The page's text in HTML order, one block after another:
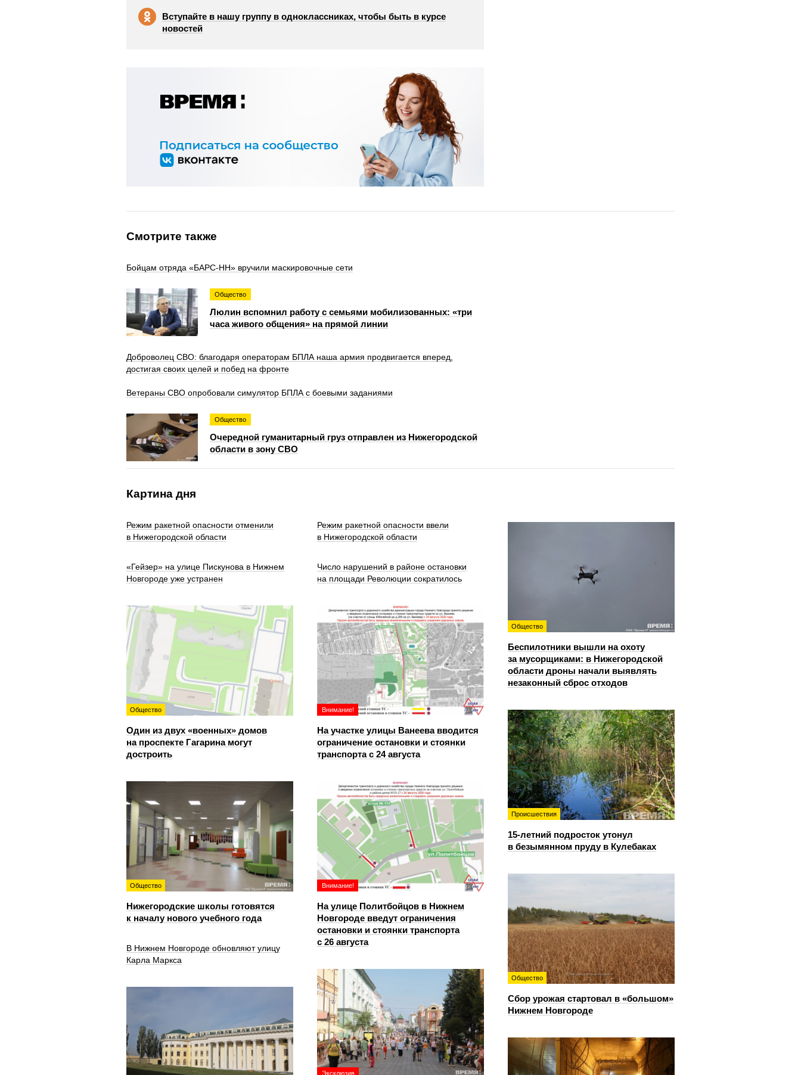
Вступайте в нашу группу в одноклассниках, чтобы быть в курсе
новостей
Смотрите также
Бойцам отряда «БАРС-НН» вручили маскировочные сети
Общество
Люлин вспомнил работу с семьями мобилизованных: «три
часа живого общения» на прямой линии
Доброволец СВО: благодаря операторам БПЛА наша армия продвигается вперед,
достигая своих целей и побед на фронте
Ветераны СВО опробовали симулятор БПЛА с боевыми заданиями
Общество
Очередной гуманитарный груз отправлен из Нижегородской
области в зону СВО
Картина дня
Режим ракетной опасности отменили
в Нижегородской области
Режим ракетной опасности ввели
в Нижегородской области
Общество
Беспилотники вышли на охоту
за мусорщиками: в Нижегородской
области дроны начали выявлять
незаконный сброс отходов
«Гейзер» на улице Пискунова в Нижнем
Новгороде уже устранен
Число нарушений в районе остановки
на площади Революции сократилось
Общество
Один из двух «военных» домов
на проспекте Гагарина могут
достроить
Внимание!
На участке улицы Ванеева вводится
ограничение остановки и стоянки
транспорта с 24 августа
Происшествия
15-летний подросток утонул
в безымянном пруду в Кулебаках
Общество
Нижегородские школы готовятся
к началу нового учебного года
Внимание!
На улице Политбойцов в Нижнем
Новгороде введут ограничения
остановки и стоянки транспорта
с 26 августа
Общество
Сбор урожая стартовал в «большом»
Нижнем Новгороде
В Нижнем Новгороде обновляют улицу
Карла Маркса
Эксклюзив